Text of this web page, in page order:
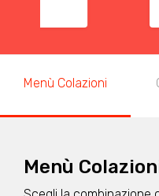
Menù Colazioni
Menù